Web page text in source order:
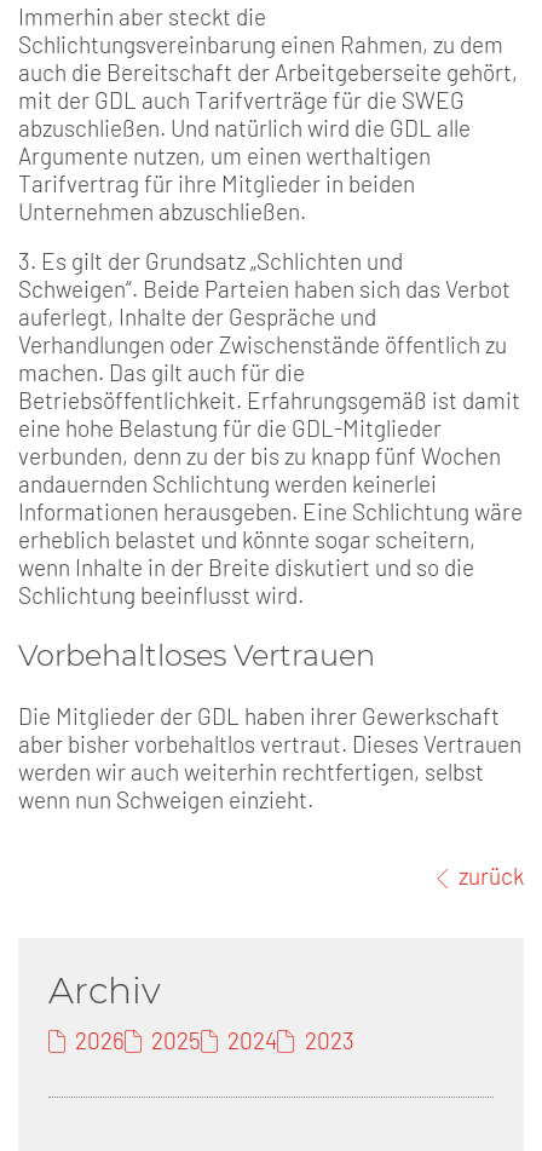
Immerhin aber steckt die
Schlichtungsvereinbarung einen Rahmen, zu dem
auch die Bereitschaft der Arbeitgeberseite gehört,
mit der GDL auch Tarifverträge für die SWEG
abzuschließen. Und natürlich wird die GDL alle
Argumente nutzen, um einen werthaltigen
Tarifvertrag für ihre Mitglieder in beiden
Unternehmen abzuschließen.
3. Es gilt der Grundsatz „Schlichten und
Schweigen“. Beide Parteien haben sich das Verbot
auferlegt, Inhalte der Gespräche und
Verhandlungen oder Zwischenstände öffentlich zu
machen. Das gilt auch für die
Betriebsöffentlichkeit. Erfahrungsgemäß ist damit
eine hohe Belastung für die GDL-Mitglieder
verbunden, denn zu der bis zu knapp fünf Wochen
andauernden Schlichtung werden keinerlei
Informationen herausgeben. Eine Schlichtung wäre
erheblich belastet und könnte sogar scheitern,
wenn Inhalte in der Breite diskutiert und so die
Schlichtung beeinflusst wird.
Vorbehaltloses Vertrauen
Die Mitglieder der GDL haben ihrer Gewerkschaft
aber bisher vorbehaltlos vertraut. Dieses Vertrauen
werden wir auch weiterhin rechtfertigen, selbst
wenn nun Schweigen einzieht.
zurück
Archiv
2026 2025 2024 2023